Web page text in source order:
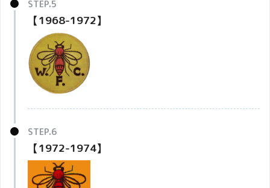
【1968-1972】
【1972-1974】